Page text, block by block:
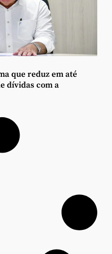
que reduz em até
dívidas com a